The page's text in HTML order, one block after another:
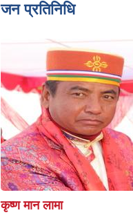
जन प्रतिनिधि
कृष्ण मान लामा